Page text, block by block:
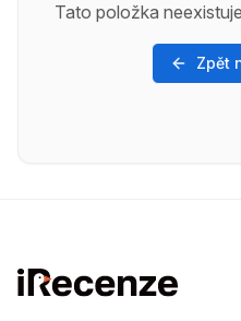
Tato položka
Zpět